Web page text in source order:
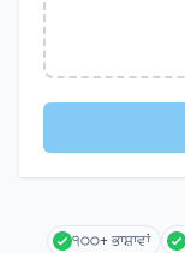
੧੦੦+ ਭਾਸ਼ਾਵਾਂ